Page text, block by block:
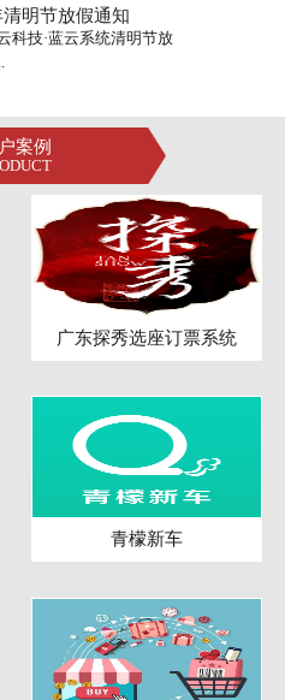
清明节放假通知
科技·蓝云系统清明节放
案例
广东探秀选座订票系统
青檬新车